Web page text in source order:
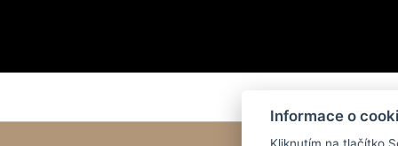
Informace o